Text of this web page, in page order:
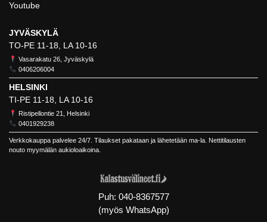
Youtube
JYVÄSKYLÄ
TO-PE 11-18, LA 10-16
Vasarakatu 26, Jyväskylä
0406206004
HELSINKI
TI-PE 11-18, LA 10-16
Ristipellontie 21, Helsinki
0401929238
Verkkokauppa palvelee 24/7. Tilaukset pakataan ja lähetetään ma-la. Nettitilausten
nouto myymälän aukioloaikoina.
Puh: 040-8367577
(myös WhatsApp)